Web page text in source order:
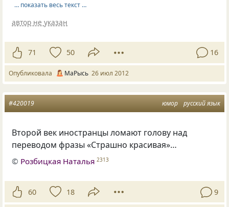
… показать весь текст …
автор не указан
71 50 16
Опубликовала МаРысь 26 июл 2012
юмор русский язык
#420019
Второй век иностранцы ломают голову над
переводом фразы «Страшно красивая»…
© Розбицкая Наталья 2313
60 18 9